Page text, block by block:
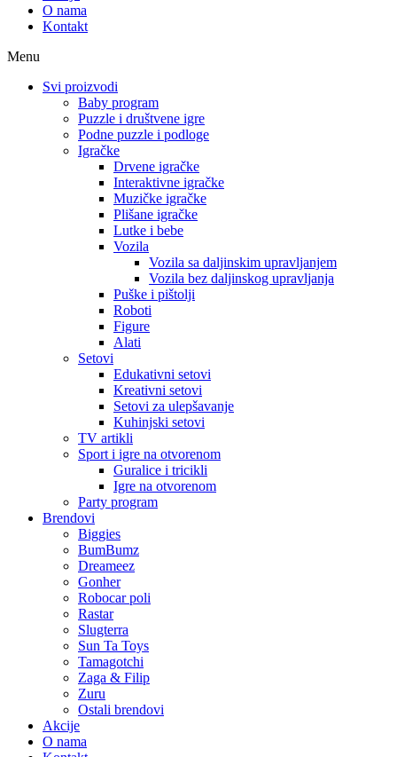
O nama
Kontakt
Menu
Svi proizvodi
Baby program
Puzzle i društvene igre
Podne puzzle i podloge
Igračke
Drvene igračke
Interaktivne igračke
Muzičke igračke
Plišane igračke
Lutke i bebe
Vozila
Vozila sa daljinskim upravljanjem
Vozila bez daljinskog upravljanja
Puške i pištolji
Roboti
Figure
Alati
Setovi
Edukativni setovi
Kreativni setovi
Setovi za ulepšavanje
Kuhinjski setovi
TV artikli
Sport i igre na otvorenom
Guralice i tricikli
Igre na otvorenom
Party program
Brendovi
Biggies
BumBumz
Dreameez
Gonher
Robocar poli
Rastar
Slugterra
Sun Ta Toys
Tamagotchi
Zaga & Filip
Zuru
Ostali brendovi
Akcije
O nama